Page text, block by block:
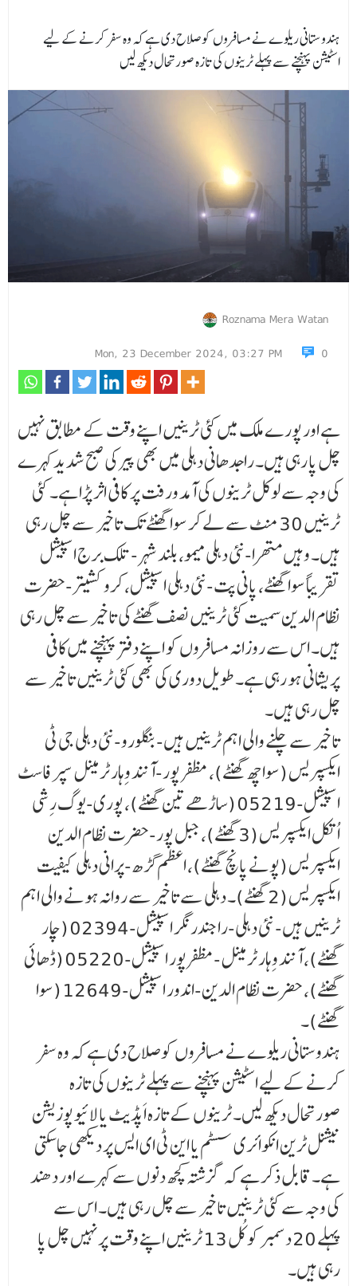
ہندوستانی ریلوے نے مسافروں کو صلاح دی ہے کہ وہ سفر کرنے کے لیے
اسٹیشن پہنچنے سے پہلے ٹرینوں کی تازہ صورتحال دیکھ لیں
Roznama Mera Watan
Mon, 23 December 2024, 03:27 PM
0
ہے اور پورے ملک میں کئی ٹرینیں اپنے وقت کے مطابق نہیں
چل پا رہی ہیں۔ راجدھانی دہلی میں بھی پیر کی صبح شدید کہرے
کی وجہ سے لوکل ٹرینوں کی آمد ورفت پر کافی اثر پڑا ہے۔ کئی
ٹرینیں 30 منٹ سے لے کر سوا گھنٹے تک تاخیر سے چل رہی
ہیں۔ وہیں متھرا-نئی دہلی میمو، بلند شہر-تلک برج اسپیشل
تقریباً سوا گھنٹے، پانی پت-نئی دہلی اسپیشل، کروکشیتر-حضرت
نظام الدین سمیت کئی ٹرینیں نصف گھنٹے کی تاخیر سے چل رہی
ہیں۔ اس سے روزانہ مسافروں کو اپنے دفتر پہنچنے میں کافی
پریشانی ہو رہی ہے۔ طویل دوری کی بھی کئی ٹرینیں تاخیر سے
چل رہی ہیں۔
تاخیر سے چلنے والی اہم ٹرینیں ہیں- بنگلورو-نئی دہلی جی ٹی
ایکسپریس (سوا چھ گھنٹے)، مظفر پور-آنند وِہار ٹرمینل سپر فاسٹ
اسپیشل-05219 (ساڑھے تین گھنٹے)، پوری-یوگ رِشی
اُتکل ایکسپریس (3 گھنٹے)، جبل پور-حضرت نظام الدین
ایکسپریس (پونے پانچ گھنٹے)، اعظم گڑھ-پرانی دہلی کیفیت
ایکسپریس (2 گھنٹے)۔ دہلی سے تاخیر سے روانہ ہونے والی اہم
ٹرینیں ہیں- نئی دہلی-راجندر نگر اسپیشل-02394 (چار
گھنٹے)، آنند وِہار ٹرمینل-مظفرپور اسپیشل-05220 (ڈھائی
گھنٹے)، حضرت نظام الدین-اندور اسپیشل-12649 (سوا
گھنٹے)۔
ہندوستانی ریلوے نے مسافروں کو صلاح دی ہے کہ وہ سفر
کرنے کے لیے اسٹیشن پہنچنے سے پہلے ٹرینوں کی تازہ
صورتحال دیکھ لیں۔ ٹرینوں کے تازہ اَپڈیٹ یا لائیو پوزیشن
نیشنل ٹرین انکوائری سسٹم یا این ٹی ای ایس پر دیکھی جا سکتی
ہے۔ قابل ذکر ہے کہ گزشتہ کچھ دنوں سے کہرے اور دھند
کی وجہ سے کئی ٹرینیں تاخیر سے چل رہی ہیں۔ اس سے
پہلے 20 دسمبر کو کُل 13 ٹرینیں اپنے وقت پر نہیں چل پا
رہی ہیں۔